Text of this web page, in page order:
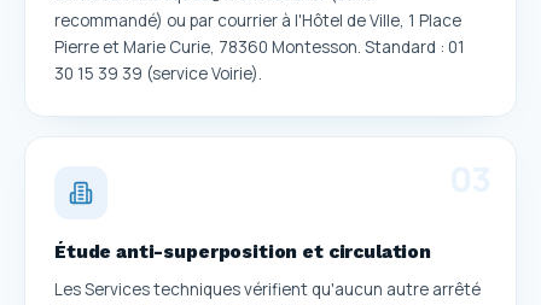
recommandé) ou par courrier à l'Hôtel de Ville, 1 Place
Pierre et Marie Curie, 78360 Montesson. Standard : 01
30 15 39 39 (service Voirie).
Étude anti-superposition et circulation
Les Services techniques vérifient qu'aucun autre arrêté